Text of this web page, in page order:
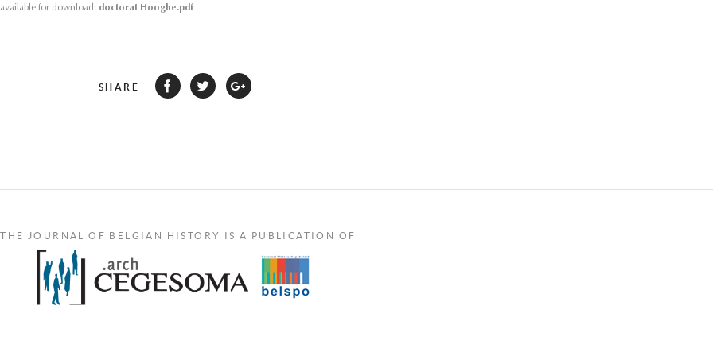
available for download: doctorat Hooghe.pdf
SHARE
THE JOURNAL OF BELGIAN HISTORY IS A PUBLICATION OF